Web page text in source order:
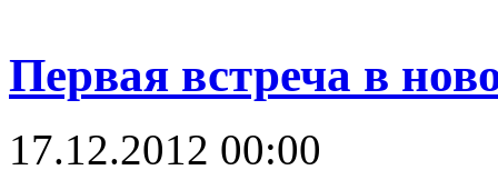
Первая встреча в
17.12.2012 00:00